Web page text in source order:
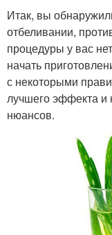
Итак, вы
отбеливании,
процедуры у вас
начать
с некоторыми
лучшего эффекта и
нюансов.